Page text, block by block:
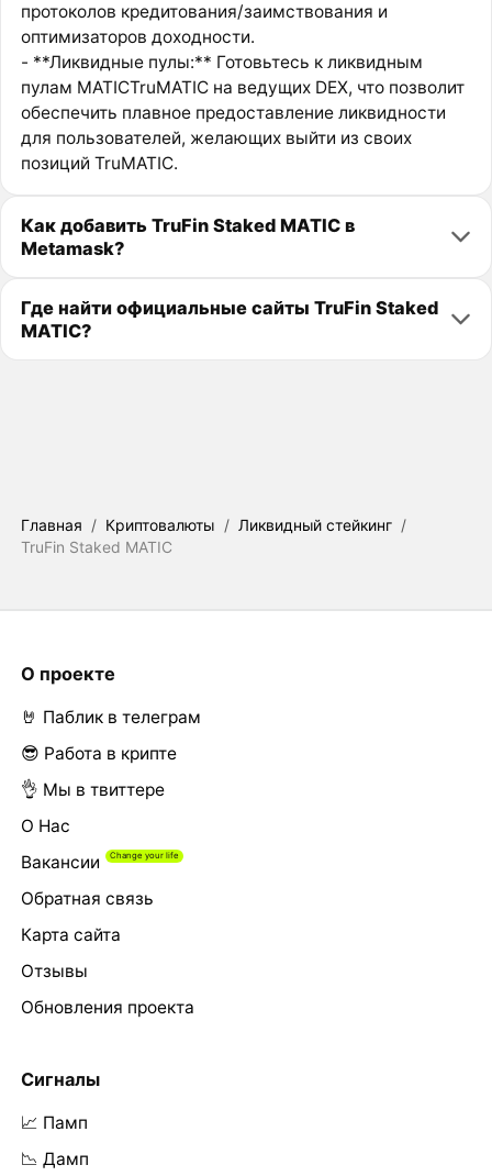
протоколов кредитования/заимствования и
оптимизаторов доходности.
- **Ликвидные пулы:** Готовьтесь к ликвидным
пулам MATICTruMATIC на ведущих DEX, что позволит
обеспечить плавное предоставление ликвидности
для пользователей, желающих выйти из своих
позиций TruMATIC.
Как добавить TruFin Staked MATIC в
Metamask?
Где найти официальные сайты TruFin Staked
MATIC?
Главная / Криптовалюты / Ликвидный стейкинг /
TruFin Staked MATIC
О проекте
🤘 Паблик в телеграм
😎 Работа в крипте
👌 Мы в твиттере
О Нас
Вакансии
Обратная связь
Карта сайта
Отзывы
Обновления проекта
Сигналы
📈 Памп
📉 Дамп